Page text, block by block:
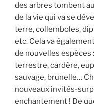
des arbres tombent
de la vie qui va se
terre, collemboles,
etc. Cela va
de nouvelles
terrestre, cardère,
sauvage, brunelle…
nouveaux invités-
enchantement ! De